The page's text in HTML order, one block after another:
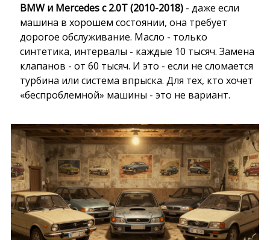
BMW и Mercedes с 2.0T (2010-2018)- даже если
машина в хорошем состоянии, она требует
дорогое обслуживание. Масло - только
синтетика, интервалы - каждые 10 тысяч. Замена
клапанов - от 60 тысяч. И это - если не сломается
турбина или система впрыска. Для тех, кто хочет
«беспроблемной» машины - это не вариант.